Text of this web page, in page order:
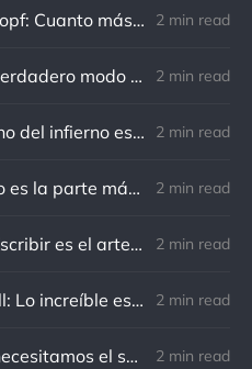
Norman Schwarzkopf: Cuanto más sudes por la paz, menos sangras por la guerra. 2 min read
Marco Aurelio: El verdadero modo de vengarse de un enemigo es no parecérsele. 2 min read
Nietzsche: El camino del infierno está asfaltado de buenas intenciones. 2 min read
Platón: El comienzo es la parte más importante del trabajo 2 min read
Claridad Mental: Escribir es el arte de calmar y despejar la mente. 2 min read
Charles R. Swindoll: Lo increíble es que cada día podemos elegir la actitud que adoptaremos. 2 min read
Nietzsche: Todos necesitamos el sentido de culpa, pero nadie necesita sentirse culpable. 2 min read